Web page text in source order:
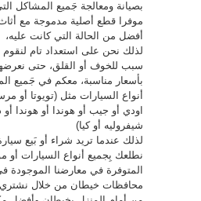
بصيانة ومعالجة جَميع المشاكل
موفرا قطع أصلية مدموجة مع
أفضل من الحالة التي كانت عليه،
لذلك نحن على استعداد تام
سبب للخوف أو القلق، حتى
بأسعار مناسبة، معكم في جَميع
اودي أو جيب أو هوندا أو هوندا أو
شيفروليه أو كيا)
لذلك عندما تريد شراء أو بَيع
نطلعك بِجميع أنواع السيارات أو
المتوفرة في معارضنا
محافظات خيطان من خلال